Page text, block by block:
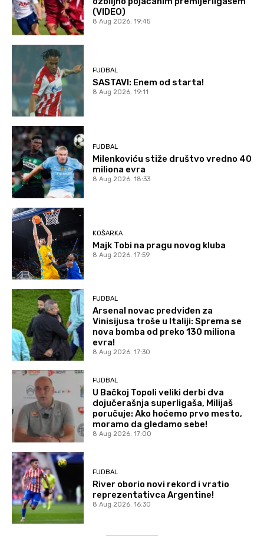
(VIDEO)
8 Aug 2026. 19:45
FUDBAL
SASTAVI: Enem od starta!
8 Aug 2026. 19:11
FUDBAL
Milenkoviću stiže društvo vredno 40
miliona evra
8 Aug 2026. 18:33
KOŠARKA
Majk Tobi na pragu novog kluba
8 Aug 2026. 17:59
FUDBAL
Arsenal novac predviđen za
Vinisijusa troše u Italiji: Sprema se
nova bomba od preko 130 miliona
evra!
8 Aug 2026. 17:30
FUDBAL
U Bačkoj Topoli veliki derbi dva
dojučerašnja superligaša, Milijaš
poručuje: Ako hoćemo prvo mesto,
moramo da gledamo sebe!
8 Aug 2026. 17:00
FUDBAL
River oborio novi rekord i vratio
reprezentativca Argentine!
8 Aug 2026. 16:30